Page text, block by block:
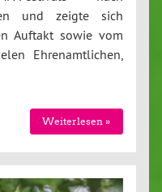
und zeigte sich
Auftakt sowie vom
Ehrenamtlichen,
Weiterlesen »